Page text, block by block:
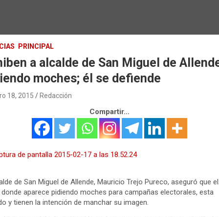
PRINCIPAL
a alcalde de San Miguel de
moches; él se defiende
18, 2015 Redacción
Compartir...
de San Miguel de Allende, Mauricio Trejo Pureco, aseguró que el
aparece pidiendo moches para campañas electorales, esta
y tienen la intención de manchar su imagen.